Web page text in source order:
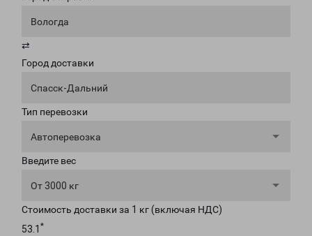
Вологда
⇄
Город доставки
Спасск-Дальний
Тип перевозки
Автоперевозка
Введите вес
От 3000 кг
Стоимость доставки за 1 кг (включая НДС)
53.1 *